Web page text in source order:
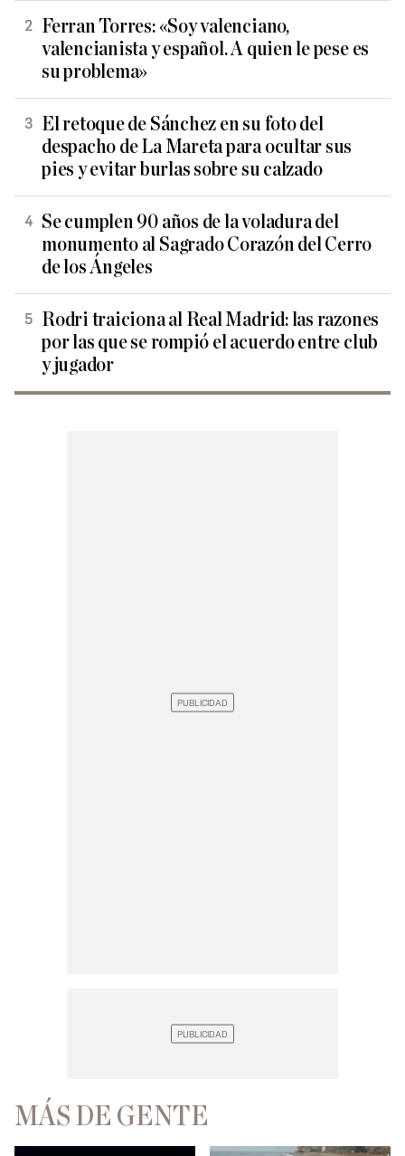
Ferran Torres: «Soy valenciano,
valencianista y español. A quien le pese es
su problema»
El retoque de Sánchez en su foto del
despacho de La Mareta para ocultar sus
pies y evitar burlas sobre su calzado
Se cumplen 90 años de la voladura del
monumento al Sagrado Corazón del Cerro
de los Ángeles
Rodri traiciona al Real Madrid: las razones
por las que se rompió el acuerdo entre club
y jugador
MÁS DE GENTE